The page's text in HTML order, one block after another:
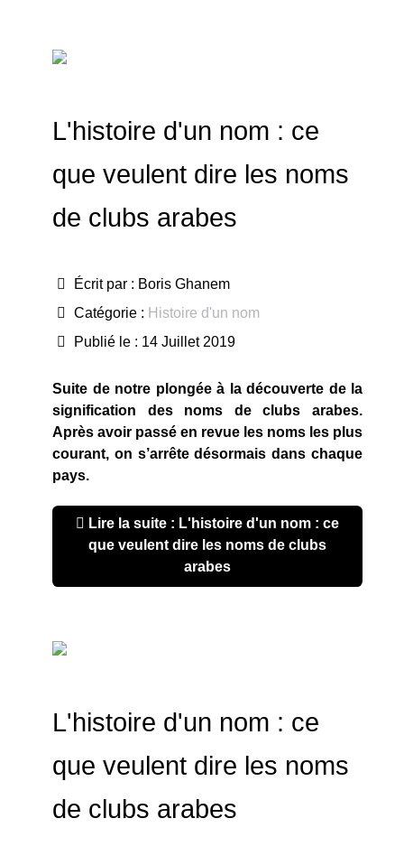
L'histoire d'un nom : ce
que veulent dire les noms
de clubs arabes
Écrit par : Boris Ghanem
Catégorie : Histoire d'un nom
Publié le : 14 Juillet 2019
Suite de notre plongée à la découverte de la
signification des noms de clubs arabes.
Après avoir passé en revue les noms les plus
courant, on s’arrête désormais dans chaque
pays.
Lire la suite : L'histoire d'un nom : ce
que veulent dire les noms de clubs
arabes
L'histoire d'un nom : ce
que veulent dire les noms
de clubs arabes